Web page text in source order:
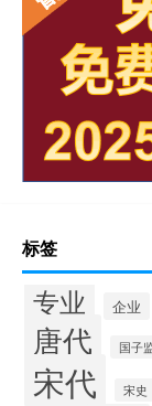
标签
专业 企业
唐代 国子
宋代 宋史